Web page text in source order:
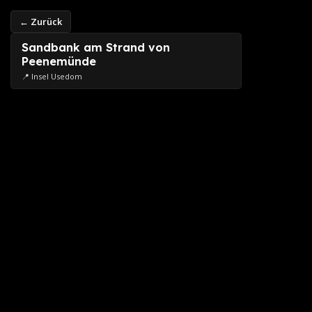
← Zurück
Sandbank am Strand von
Peenemünde
📍 Insel Usedom